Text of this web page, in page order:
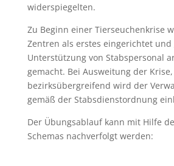
widerspiegelten.
Zu Beginn einer Tierseuchenkrise
Zentren als erstes eingerichtet
Unterstützung von Stabspersonal
gemacht. Bei Ausweitung der
bezirksübergreifend wird der
gemäß der Stabsdienstordnung
Der Übungsablauf kann mit Hilfe
Schemas nachverfolgt werden: